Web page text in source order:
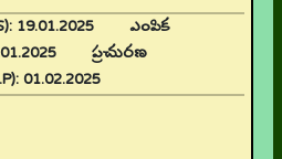
19.01.2025 ఎంపిక
ప్రచురణ
01.02.2025